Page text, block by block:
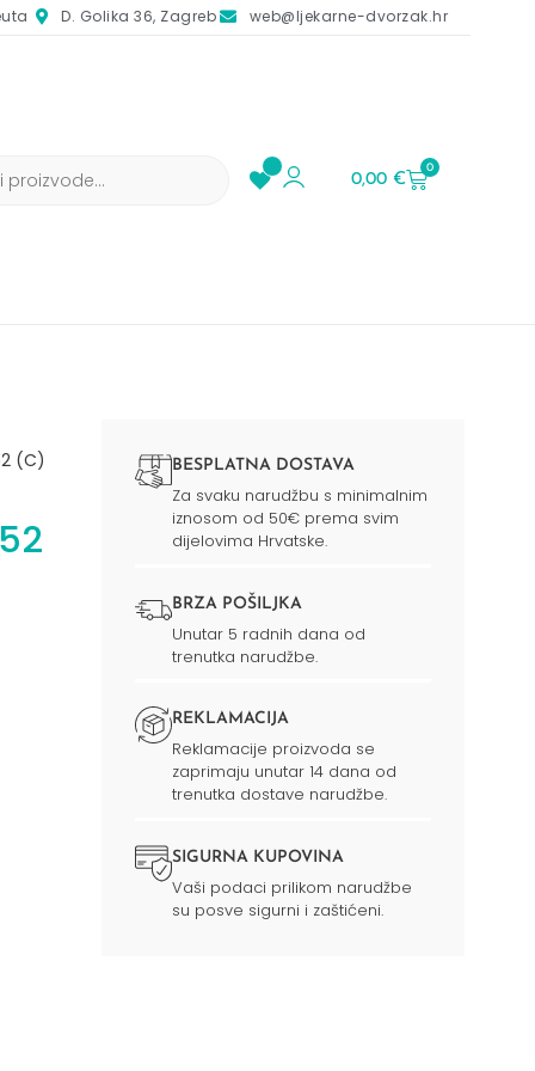
D. Golika 36, Zagreb web@ljekarne-dvorzak.hr
0,00€
0
(C)
BESPLATNA DOSTAVA
Za svaku narudžbu s minimalnim
iznosom od 50€ prema svim
dijelovima Hrvatske.
BRZA POŠILJKA
Unutar 5 radnih dana od
trenutka narudžbe.
REKLAMACIJA
Reklamacije proizvoda se
zaprimaju unutar 14 dana od
trenutka dostave narudžbe.
SIGURNA KUPOVINA
Vaši podaci prilikom narudžbe
su posve sigurni i zaštićeni.